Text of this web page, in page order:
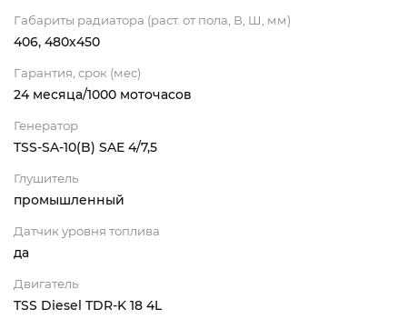
Габариты радиатора (раст. от пола, В, Ш, мм)
406, 480х450
Гарантия, срок (мес)
24 месяца/1000 моточасов
Генератор
TSS-SA-10(B) SAE 4/7,5
Глушитель
промышленный
Датчик уровня топлива
да
Двигатель
TSS Diesel TDR-K 18 4L